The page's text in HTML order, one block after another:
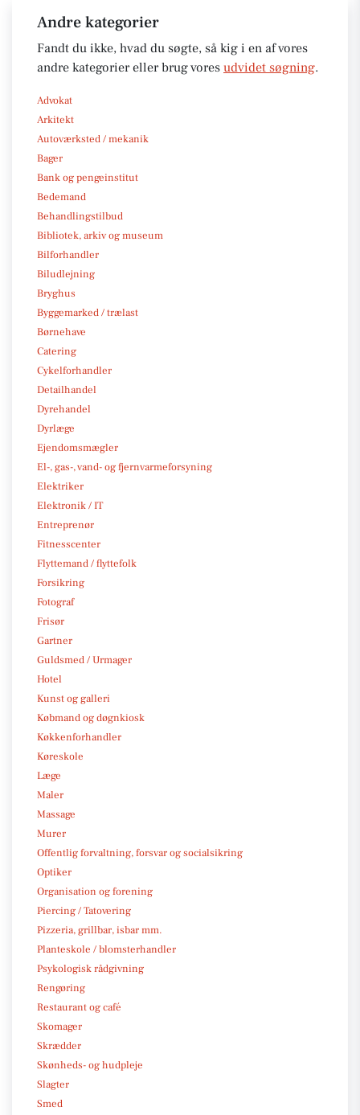
Andre kategorier
Fandt du ikke, hvad du søgte, så kig i en af vores
andre kategorier eller brug vores udvidet søgning.
Advokat
Arkitekt
Autoværksted / mekanik
Bager
Bank og pengeinstitut
Bedemand
Behandlingstilbud
Bibliotek, arkiv og museum
Bilforhandler
Biludlejning
Bryghus
Byggemarked / trælast
Børnehave
Catering
Cykelforhandler
Detailhandel
Dyrehandel
Dyrlæge
Ejendomsmægler
El-, gas-, vand- og fjernvarmeforsyning
Elektriker
Elektronik / IT
Entreprenør
Fitnesscenter
Flyttemand / flyttefolk
Forsikring
Fotograf
Frisør
Gartner
Guldsmed / Urmager
Hotel
Kunst og galleri
Købmand og døgnkiosk
Køkkenforhandler
Køreskole
Læge
Maler
Massage
Murer
Offentlig forvaltning, forsvar og socialsikring
Optiker
Organisation og forening
Piercing / Tatovering
Pizzeria, grillbar, isbar mm.
Planteskole / blomsterhandler
Psykologisk rådgivning
Rengøring
Restaurant og café
Skomager
Skrædder
Skønheds- og hudpleje
Slagter
Smed